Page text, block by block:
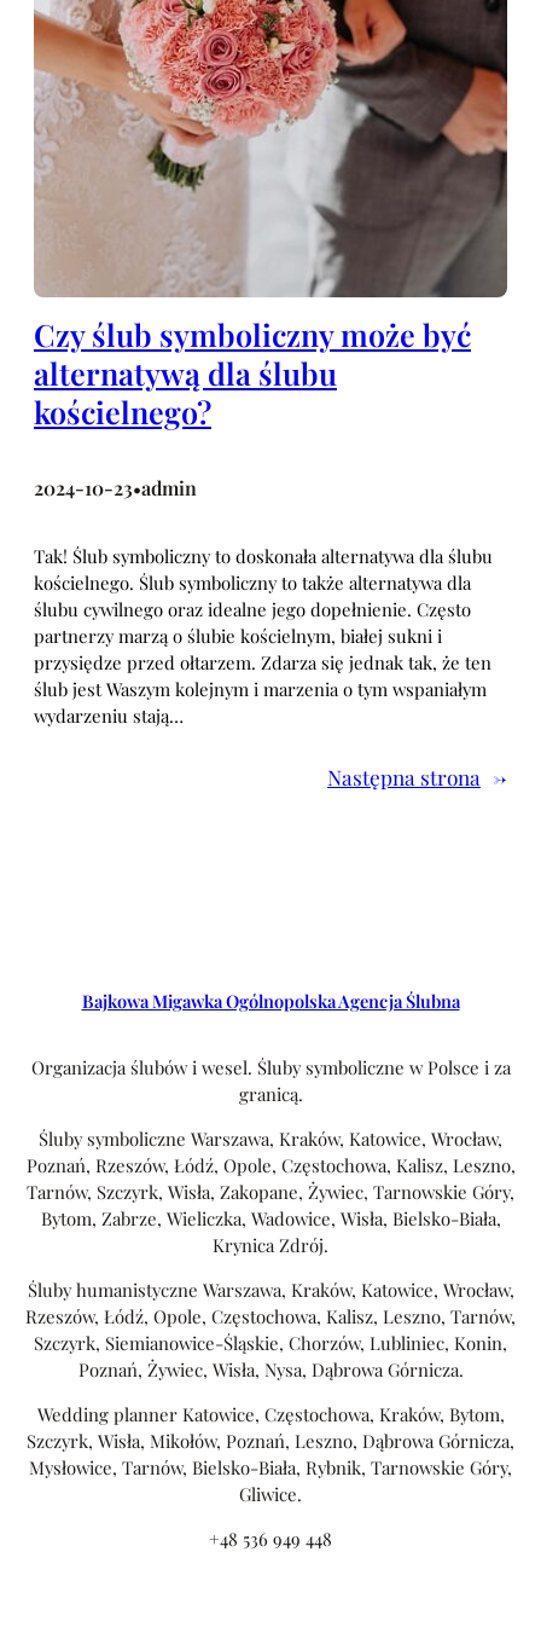
Czy ślub symboliczny może być
alternatywą dla ślubu
kościelnego?
2024-10-23•admin
Tak! Ślub symboliczny to doskonała alternatywa dla ślubu
kościelnego. Ślub symboliczny to także alternatywa dla
ślubu cywilnego oraz idealne jego dopełnienie. Często
partnerzy marzą o ślubie kościelnym, białej sukni i
przysiędze przed ołtarzem. Zdarza się jednak tak, że ten
ślub jest Waszym kolejnym i marzenia o tym wspaniałym
wydarzeniu stają…
Następna strona →
Bajkowa Migawka Ogólnopolska Agencja Ślubna
Organizacja ślubów i wesel. Śluby symboliczne w Polsce i za
granicą.
Śluby symboliczne Warszawa, Kraków, Katowice, Wrocław,
Poznań, Rzeszów, Łódź, Opole, Częstochowa, Kalisz, Leszno,
Tarnów, Szczyrk, Wisła, Zakopane, Żywiec, Tarnowskie Góry,
Bytom, Zabrze, Wieliczka, Wadowice, Wisła, Bielsko-Biała,
Krynica Zdrój.
Śluby humanistyczne Warszawa, Kraków, Katowice, Wrocław,
Rzeszów, Łódź, Opole, Częstochowa, Kalisz, Leszno, Tarnów,
Szczyrk, Siemianowice-Śląskie, Chorzów, Lubliniec, Konin,
Poznań, Żywiec, Wisła, Nysa, Dąbrowa Górnicza.
Wedding planner Katowice, Częstochowa, Kraków, Bytom,
Szczyrk, Wisła, Mikołów, Poznań, Leszno, Dąbrowa Górnicza,
Mysłowice, Tarnów, Bielsko-Biała, Rybnik, Tarnowskie Góry,
Gliwice.
+48 536 949 448